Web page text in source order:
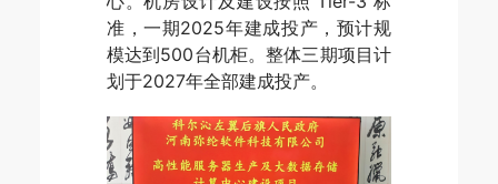
准，一期2025年建成投产，预计规
模达到500台机柜。整体三期项目计
划于2027年全部建成投产。